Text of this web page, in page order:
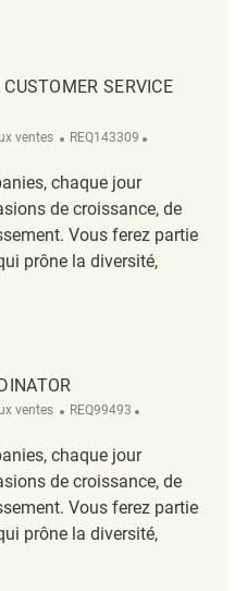
REQ139209
SERVICE
ventes ReqId
REQ143309
chaque jour
de croissance, de
Vous ferez partie
prône la diversité,
Customer Service Supervisor!!!
ventes ReqId
REQ99493
chaque jour
de croissance, de
Vous ferez partie
prône la diversité,